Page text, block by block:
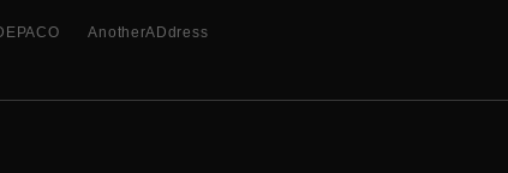
AnotherADdress